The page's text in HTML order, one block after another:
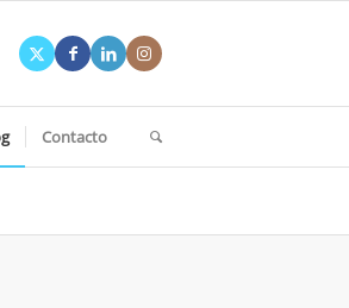
Contacto